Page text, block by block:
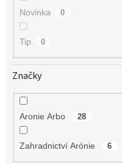
Novinka 0
Tip 0
Značky
Aronie Arbo 28
Zahradnictví Arónie 6